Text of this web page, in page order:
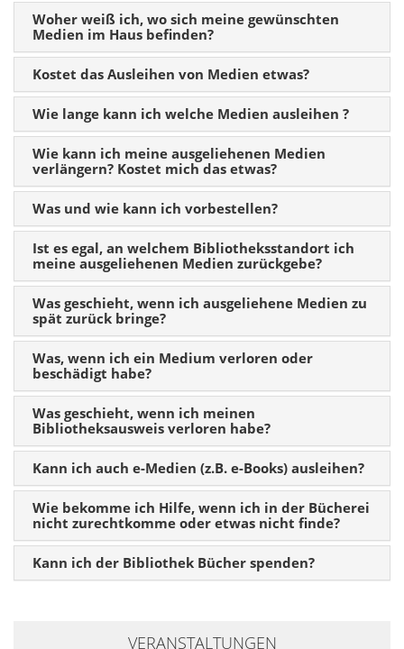
Woher weiß ich, wo sich meine gewünschten
Medien im Haus befinden?
Kostet das Ausleihen von Medien etwas?
Wie lange kann ich welche Medien ausleihen ?
Wie kann ich meine ausgeliehenen Medien
verlängern? Kostet mich das etwas?
Was und wie kann ich vorbestellen?
Ist es egal, an welchem Bibliotheksstandort ich
meine ausgeliehenen Medien zurückgebe?
Was geschieht, wenn ich ausgeliehene Medien zu
spät zurück bringe?
Was, wenn ich ein Medium verloren oder
beschädigt habe?
Was geschieht, wenn ich meinen
Bibliotheksausweis verloren habe?
Kann ich auch e-Medien (z.B. e-Books) ausleihen?
Wie bekomme ich Hilfe, wenn ich in der Bücherei
nicht zurechtkomme oder etwas nicht finde?
Kann ich der Bibliothek Bücher spenden?
VERANSTALTUNGEN